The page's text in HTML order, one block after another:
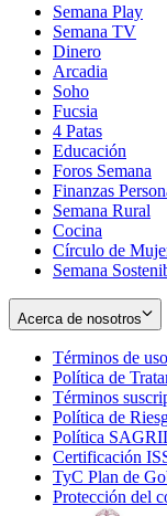
Semana Play
Semana TV
Dinero
Arcadia
Soho
in
new
window
Fucsia
in
new
window
4 Patas
Educación
Foros Semana
Finanzas
Semana Rural
Cocina
Círculo de
Semana
Acerca de nosotros
Términos de uso
Política de
Términos
Política de
Política
Certificación
TyC Plan de
Protección del